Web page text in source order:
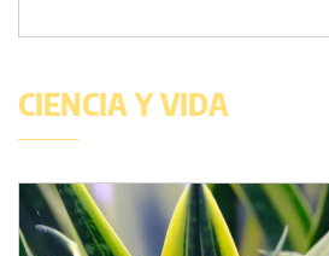
CIENCIA Y VIDA